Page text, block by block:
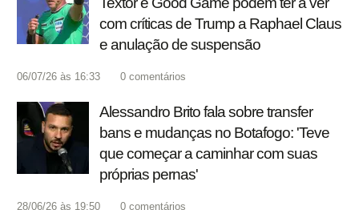
com críticas de Trump a Raphael Claus
e anulação de suspensão
06/07/26 às 16:33 0 comentários
Alessandro Brito fala sobre transfer
bans e mudanças no Botafogo: 'Teve
que começar a caminhar com suas
próprias pernas'
28/06/26 às 19:50 0 comentários